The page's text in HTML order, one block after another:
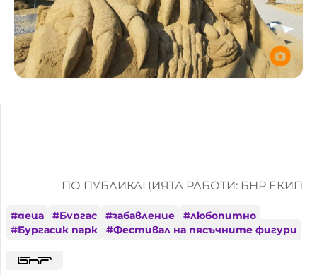
ПО ПУБЛИКАЦИЯТА РАБОТИ: БНР ЕКИП
#деца #Бургас #забавление #любопитно
#Бургасик парк #Фестивал на пясъчните фигури